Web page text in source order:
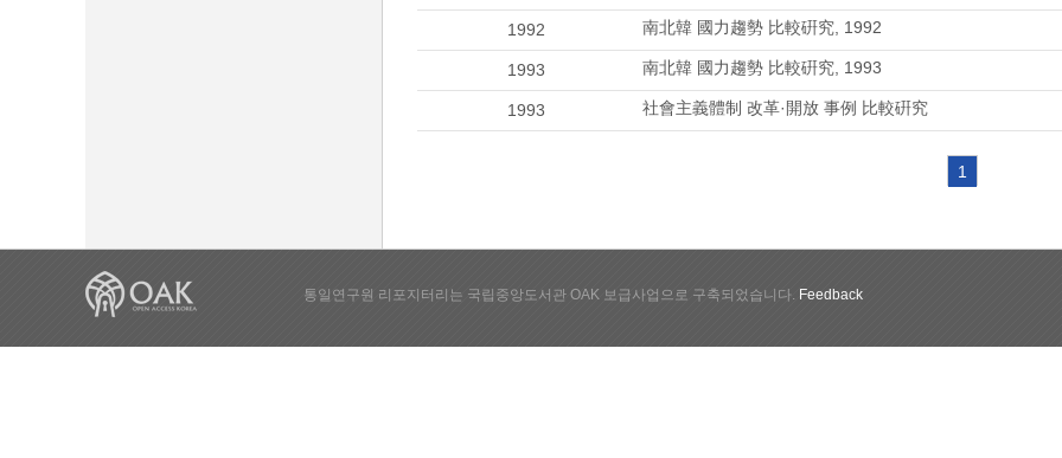
1992 南北韓 國力趨勢 比較硏究, 1992
1993 南北韓 國力趨勢 比較硏究, 1993
1993 社會主義體制 改革·開放 事例 比較硏究
1
통일연구원 리포지터리는 국립중앙도서관 OAK 보급사업으로 구축되었습니다. Feedback